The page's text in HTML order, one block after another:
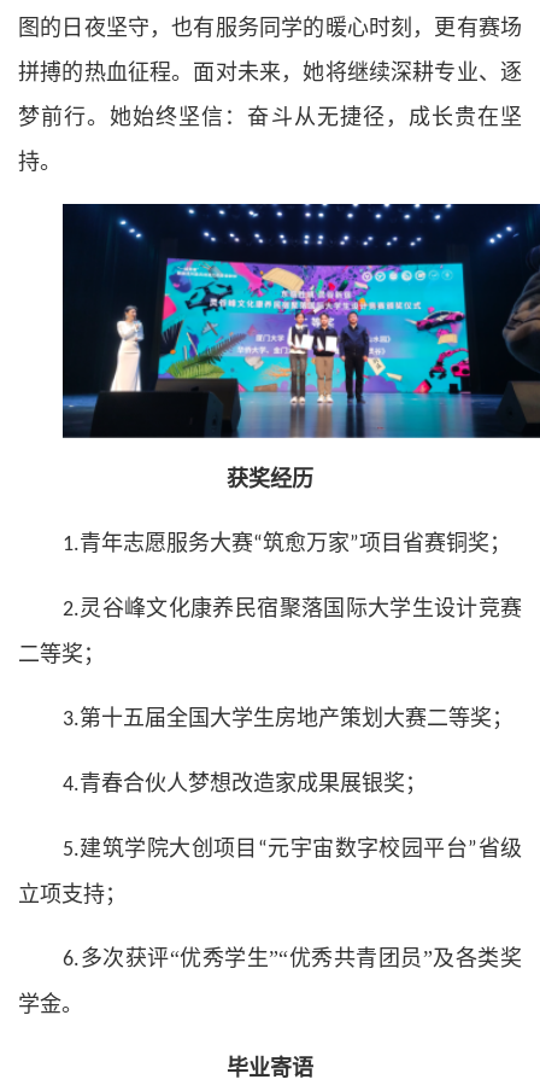
图的日夜坚守，也有服务同学的暖心时刻，更有赛场
拼搏的热血征程。面对未来，她将继续深耕专业、逐
梦前行。她始终坚信：奋斗从无捷径，成长贵在坚
持。
获奖经历
1.青年志愿服务大赛“筑愈万家”项目省赛铜奖 ；
2.灵谷峰文化康养民宿聚落国际大学生设计竞赛
二等奖；
3.第十五届全国大学生房地产策划大赛二等奖；
4.青春合伙人梦想改造家成果展银奖；
5.建筑学院大创项目 “元宇宙数字校园平台”省级
立项支持；
6.多次获评“优秀学生”“优秀共青团员”及各类奖
学金。
毕业寄语